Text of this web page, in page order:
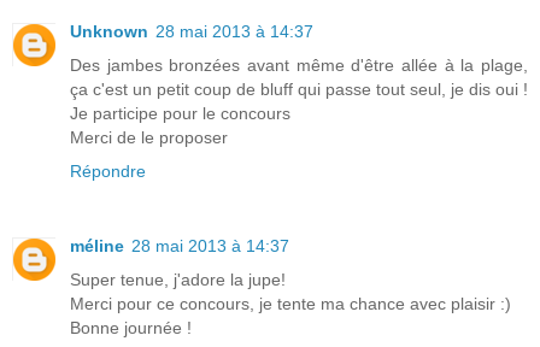
Unknown 28 mai 2013 à 14:37
Des jambes bronzées avant même d'être allée à la plage,
ça c'est un petit coup de bluff qui passe tout seul, je dis oui !
Je participe pour le concours
Merci de le proposer
Répondre
méline 28 mai 2013 à 14:37
Super tenue, j'adore la jupe!
Merci pour ce concours, je tente ma chance avec plaisir :)
Bonne journée !